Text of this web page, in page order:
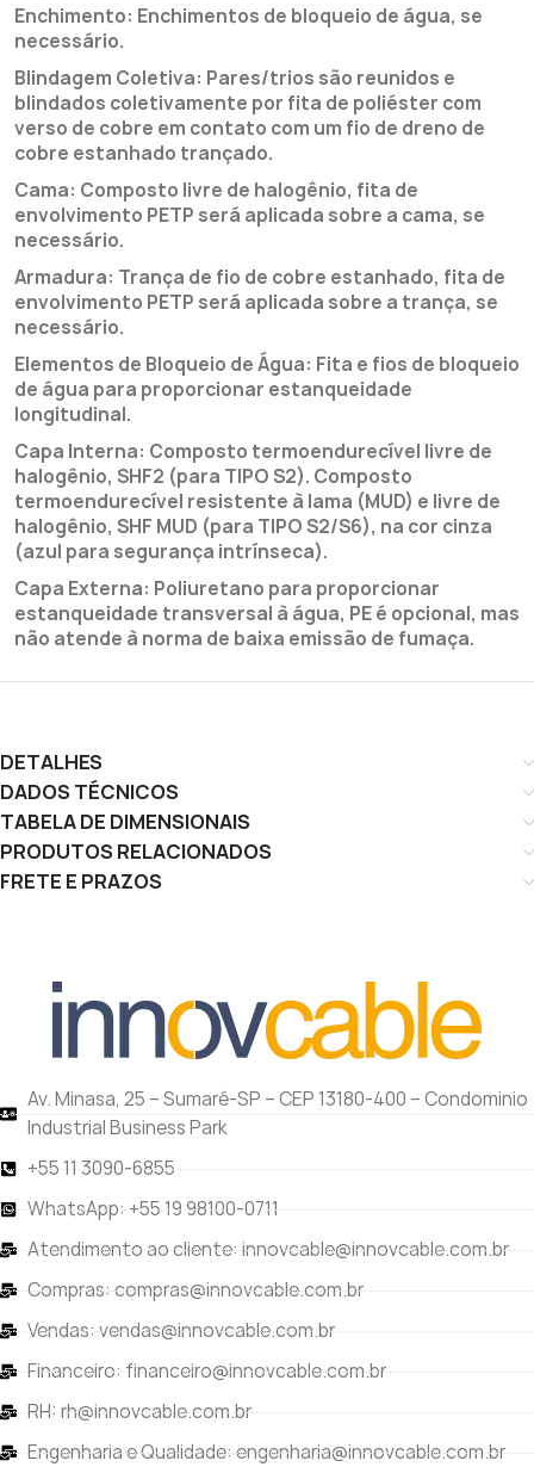
Enchimento: Enchimentos de bloqueio de água, se
necessário.
Blindagem Coletiva: Pares/trios são reunidos e
blindados coletivamente por fita de poliéster com
verso de cobre em contato com um fio de dreno de
cobre estanhado trançado.
Cama: Composto livre de halogênio, fita de
envolvimento PETP será aplicada sobre a cama, se
necessário.
Armadura: Trança de fio de cobre estanhado, fita de
envolvimento PETP será aplicada sobre a trança, se
necessário.
Elementos de Bloqueio de Água: Fita e fios de bloqueio
de água para proporcionar estanqueidade
longitudinal.
Capa Interna: Composto termoendurecível livre de
halogênio, SHF2 (para TIPO S2). Composto
termoendurecível resistente à lama (MUD) e livre de
halogênio, SHF MUD (para TIPO S2/S6), na cor cinza
(azul para segurança intrínseca).
Capa Externa: Poliuretano para proporcionar
estanqueidade transversal à água, PE é opcional, mas
não atende à norma de baixa emissão de fumaça.
DETALHES
DADOS TÉCNICOS
TABELA DE DIMENSIONAIS
PRODUTOS RELACIONADOS
FRETE E PRAZOS
Av. Minasa, 25 – Sumaré-SP – CEP 13180-400 – Condominio
Industrial Business Park
+55 11 3090-6855
WhatsApp: +55 19 98100-0711
Atendimento ao cliente: innovcable@innovcable.com.br
Compras: compras@innovcable.com.br
Vendas: vendas@innovcable.com.br
Financeiro: financeiro@innovcable.com.br
RH: rh@innovcable.com.br
Engenharia e Qualidade: engenharia@innovcable.com.br